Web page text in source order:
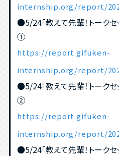
internship.org/report/
●5/24「教えて先輩！トーク
①
https://report.gifuken-
internship.org/report/
●5/24「教えて先輩！トーク
②
https://report.gifuken-
internship.org/report/
●5/24「教えて先輩！トーク